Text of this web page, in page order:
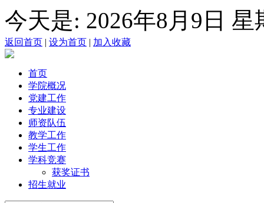
今天是: 2026年8月9日
返回首页 | 设为首页 | 加入收藏
首页
学院概况
党建工作
专业建设
师资队伍
教学工作
学生工作
学科竞赛
获奖证书
招生就业